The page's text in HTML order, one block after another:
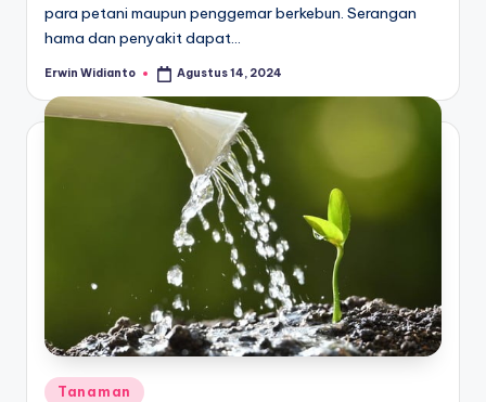
para petani maupun penggemar berkebun. Serangan
hama dan penyakit dapat…
Posted
Erwin Widianto Agustus 14, 2024
Posted
Tanaman